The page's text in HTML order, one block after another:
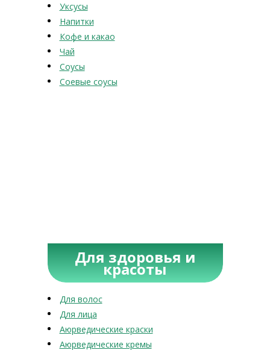
Уксусы
Напитки
Кофе и какао
Чай
Соусы
Соевые соусы
Для здоровья и
красоты
Для волос
Для лица
Аюрведические краски
Аюрведические кремы